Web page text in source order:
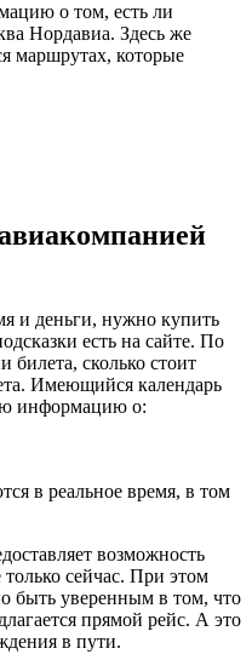
о том, есть ли
Нордавиа. Здесь же
маршрутах, которые
и деньги, нужно купить
есть на сайте. По
билета, сколько стоит
Имеющийся календарь
информацию о:
в реальное время, в том
возможность
сейчас. При этом
быть уверенным в том, что
прямой рейс. А это
в пути.